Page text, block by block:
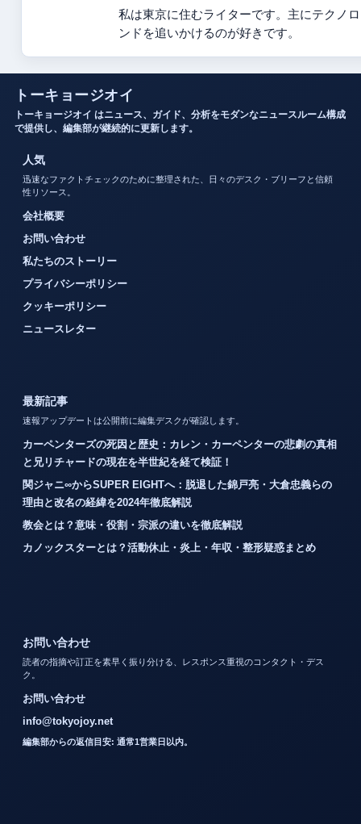
私は東京に住むライターです。主にテクノ
ンドを追いかけるのが好きです。
トーキョージオイ
トーキョージオイ はニュース、ガイド、分析をモダンなニュースルーム構成
で提供し、編集部が継続的に更新します。
人気
迅速なファクトチェックのために整理された、日々のデスク・ブリーフと信頼
性リソース。
会社概要
お問い合わせ
私たちのストーリー
プライバシーポリシー
クッキーポリシー
ニュースレター
最新記事
速報アップデートは公開前に編集デスクが確認します。
カーペンターズの死因と歴史：カレン・カーペンターの悲劇の真相
と兄リチャードの現在を半世紀を経て検証！
関ジャニ∞からSUPER EIGHTへ：脱退した錦戸亮・大倉忠義らの
理由と改名の経緯を2024年徹底解説
教会とは？意味・役割・宗派の違いを徹底解説
カノックスターとは？活動休止・炎上・年収・整形疑惑まとめ
お問い合わせ
読者の指摘や訂正を素早く振り分ける、レスポンス重視のコンタクト・デス
ク。
お問い合わせ
info@tokyojoy.net
編集部からの返信目安: 通常1営業日以内。